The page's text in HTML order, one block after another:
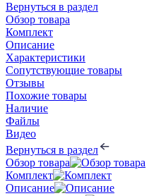
Вернуться в раздел
Обзор товара
Комплект
Описание
Характеристики
Сопутствующие товары
Отзывы
Похожие товары
Наличие
Файлы
Видео
Вернуться в раздел
Обзор товара
Комплект
Описание